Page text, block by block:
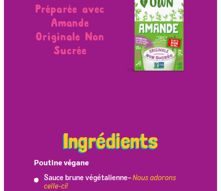
Préparée avec
Amande
Originale Non
Sucrée
Ingrédients
Poutine végane
Sauce brune végétalienne– Nous adorons
celle-ci!